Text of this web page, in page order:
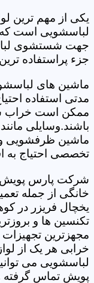
یکی از مهم ترین
لباسشویی است
جهت شستشوی
جزء پراستفاده
ماشین های
مدتی استفاده
ممکن است خراب
باشند.وسایلی
ماشین ظرفشویی
تخصصی احتیاج به
شرکت پارس پویش
خانگی از جمله
یخچال فریزر در
تکنسین ها و
مجهزترین
خرابی هر یک از
لباسشویی می
پویش تماس گرفته